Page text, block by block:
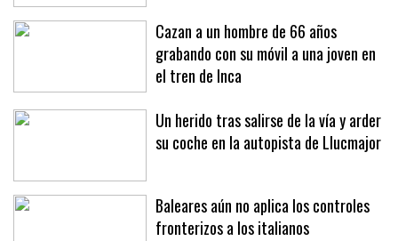
Cazan a un hombre de 66 años
grabando con su móvil a una joven en
el tren de Inca
Un herido tras salirse de la vía y arder
su coche en la autopista de Llucmajor
Baleares aún no aplica los controles
fronterizos a los italianos